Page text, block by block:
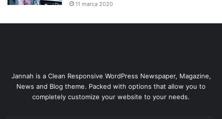
11 marca 2020
Jannah is a Clean Responsive WordPress Newspaper, Magazine,
News and Blog theme. Packed with options that allow you to
completely customize your website to your needs.